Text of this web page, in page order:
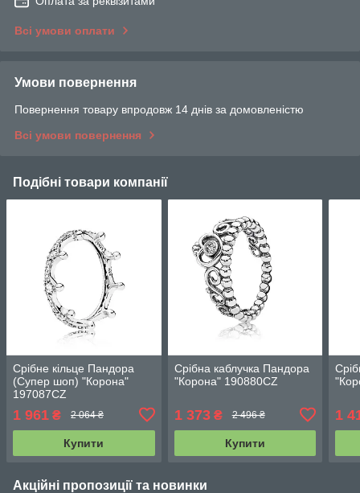
Всі умови оплати
Умови повернення
Повернення товару впродовж 14 днів за домовленістю
Всі умови повернення
Подібні товари компанії
Срібне кільце Пандора
(Супер шоп) "Корона"
197087CZ
1 961 ₴ 2 064 ₴
Купити
Срібна каблучка Пандора
"Корона" 190880CZ
1 373₴ 2 496 ₴
Купити
1
Акційні пропозиції та новинки